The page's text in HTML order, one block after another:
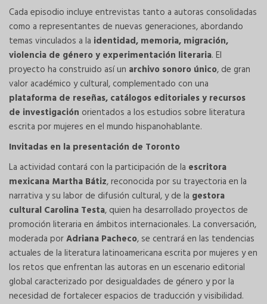
Cada episodio incluye entrevistas tanto a autoras consolidadas
como a representantes de nuevas generaciones, abordando
temas vinculados a la identidad, memoria, migración,
violencia de género y experimentación literaria. El
proyecto ha construido así un archivo sonoro único, de gran
valor académico y cultural, complementado con una
plataforma de reseñas, catálogos editoriales y recursos
de investigación orientados a los estudios sobre literatura
escrita por mujeres en el mundo hispanohablante.
Invitadas en la presentación de Toronto
La actividad contará con la participación de la escritora
mexicana Martha Bátiz, reconocida por su trayectoria en la
narrativa y su labor de difusión cultural, y de la gestora
cultural Carolina Testa, quien ha desarrollado proyectos de
promoción literaria en ámbitos internacionales. La conversación,
moderada porAdriana Pacheco, se centrará en las tendencias
actuales de la literatura latinoamericana escrita por mujeres y en
los retos que enfrentan las autoras en un escenario editorial
global caracterizado por desigualdades de género y por la
necesidad de fortalecer espacios de traducción y visibilidad.